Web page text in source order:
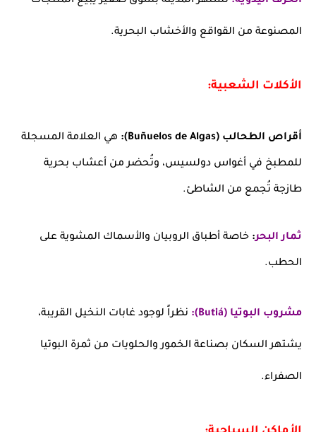
المصنوعة من القواقع والأخشاب البحرية.
الأكلات الشعبية:
أقراص الطحالب (Buñuelos de Algas): هي العلامة المسجلة
للمطبخ في أغواس دولسيس، وتُحضر من أعشاب بحرية
طازجة تُجمع من الشاطئ.
ثمار البحر: خاصة أطباق الروبيان والأسماك المشوية على
الحطب.
مشروب البوتيا (Butiá): نظراً لوجود غابات النخيل القريبة،
يشتهر السكان بصناعة الخمور والحلويات من ثمرة البوتيا
الصفراء.